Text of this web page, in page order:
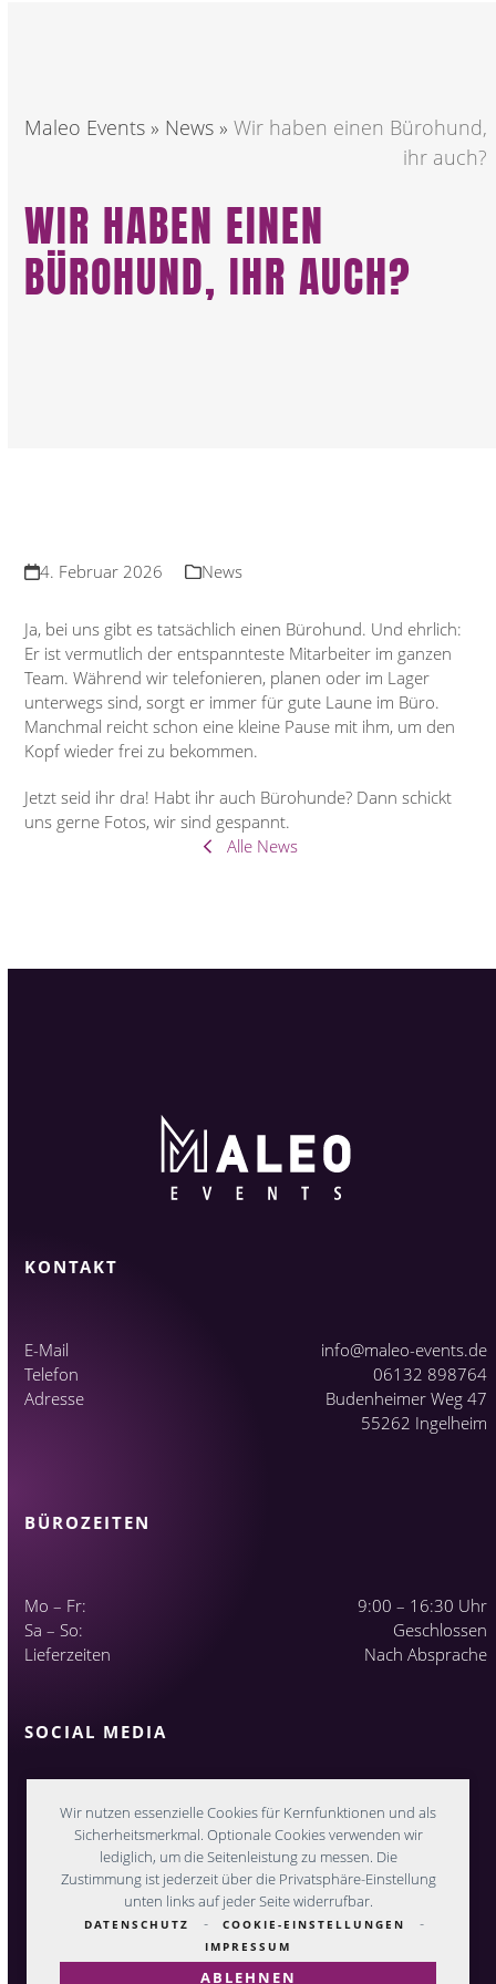
Wir nutzen essenzielle Cookies für Kernfunktionen und als
Sicherheitsmerkmal. Optionale Cookies verwenden wir
lediglich, um die Seitenleistung zu messen. Die
Zustimmung ist jederzeit über die Privatsphäre-Einstellung
unten links auf jeder Seite widerrufbar.
DATENSCHUTZ - COOKIE-EINSTELLUNGEN -
IMPRESSUM
ABLEHNEN
Maleo Events » News »Wir haben einen Bürohund,
ihr auch?
WIR HABEN EINEN
BÜROHUND, IHR AUCH?
4. Februar 2026 News
Ja, bei uns gibt es tatsächlich einen Bürohund. Und ehrlich:
Er ist vermutlich der entspannteste Mitarbeiter im ganzen
Team. Während wir telefonieren, planen oder im Lager
unterwegs sind, sorgt er immer für gute Laune im Büro.
Manchmal reicht schon eine kleine Pause mit ihm, um den
Kopf wieder frei zu bekommen.
Jetzt seid ihr dra! Habt ihr auch Bürohunde? Dann schickt
uns gerne Fotos, wir sind gespannt.
Alle News
KONTAKT
E-Mail
info@maleo-events.de
Telefon
06132 898764
Adresse
Budenheimer Weg 47
55262 Ingelheim
BÜROZEITEN
Mo – Fr:
9:00 – 16:30 Uhr
Sa – So:
Geschlossen
Lieferzeiten
Nach Absprache
SOCIAL MEDIA